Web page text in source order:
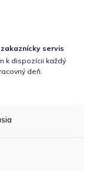
servis
k dispozícii každý
deň.